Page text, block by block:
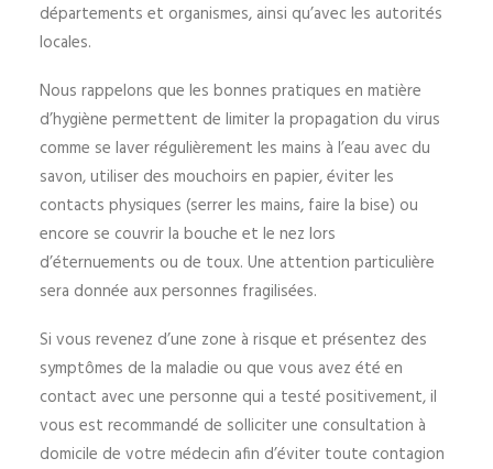
départements et organismes, ainsi qu’avec les autorités
locales.
Nous rappelons que les bonnes pratiques en matière
d’hygiène permettent de limiter la propagation du virus
comme se laver régulièrement les mains à l’eau avec du
savon, utiliser des mouchoirs en papier, éviter les
contacts physiques (serrer les mains, faire la bise) ou
encore se couvrir la bouche et le nez lors
d’éternuements ou de toux. Une attention particulière
sera donnée aux personnes fragilisées.
Si vous revenez d’une zone à risque et présentez des
symptômes de la maladie ou que vous avez été en
contact avec une personne qui a testé positivement, il
vous est recommandé de solliciter une consultation à
domicile de votre médecin afin d’éviter toute contagion